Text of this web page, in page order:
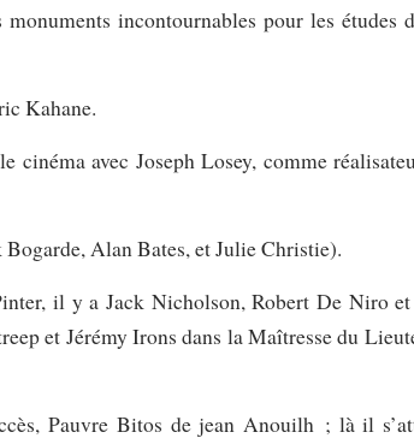
incontournables pour les études
Kahane.
cinéma avec Joseph Losey, comme
Alan Bates, et Julie Christie).
il y a Jack Nicholson, Robert De Niro
et Jérémy Irons dans la Maîtresse du
Pauvre Bitos de jean Anouilh ; là il